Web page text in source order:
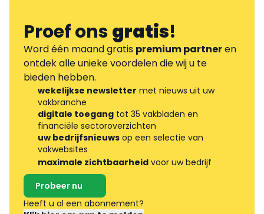
Proef onsgratis!
Word één maand gratis premium partneren
ontdek alle unieke voordelen die wij u te
bieden hebben.
wekelijkse newsletter met nieuws uit uw
vakbranche
digitale toegang tot 35 vakbladen en
financiële sectoroverzichten
uw bedrijfsnieuws op een selectie van
vakwebsites
maximale zichtbaarheid voor uw bedrijf
Probeer nu
Heeft u al een abonnement?